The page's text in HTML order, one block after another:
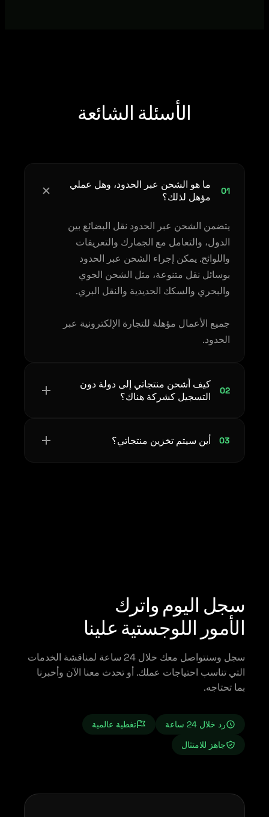
الأسئلة الشائعة
01
ما هو الشحن عبر الحدود، وهل عملي
مؤهل لذلك؟
يتضمن الشحن عبر الحدود نقل البضائع بين
الدول، والتعامل مع الجمارك والتعريفات
واللوائح. يمكن إجراء الشحن عبر الحدود
بوسائل نقل متنوعة، مثل الشحن الجوي
والبحري والسكك الحديدية والنقل البري.
جميع الأعمال مؤهلة للتجارة الإلكترونية عبر
الحدود.
02
كيف أشحن منتجاتي إلى دولة دون
التسجيل كشركة هناك؟
03 أين سيتم تخزين منتجاتي؟
سجل اليوم واترك
الأمور اللوجستية علينا
سجل وسنتواصل معك خلال 24 ساعة لمناقشة الخدمات
التي تناسب احتياجات عملك. أو تحدث معنا الآن وأخبرنا
بما تحتاجه.
رد خلال 24 ساعة
تغطية عالمية
جاهز للامتثال